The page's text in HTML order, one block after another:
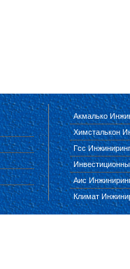
Акмалько
Химсталькон
Гсс Инжиниринг
Аис
Климат